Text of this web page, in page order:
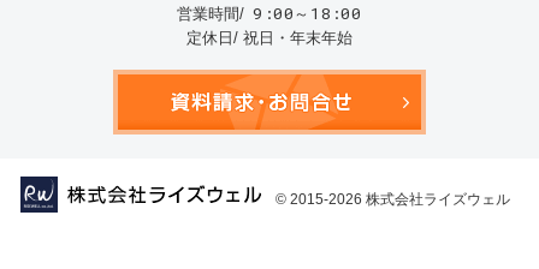
営業時間/ 9:00～18:00
定休日/ 祝日・年末年始
© 2015-2026 株式会社ライズウェル